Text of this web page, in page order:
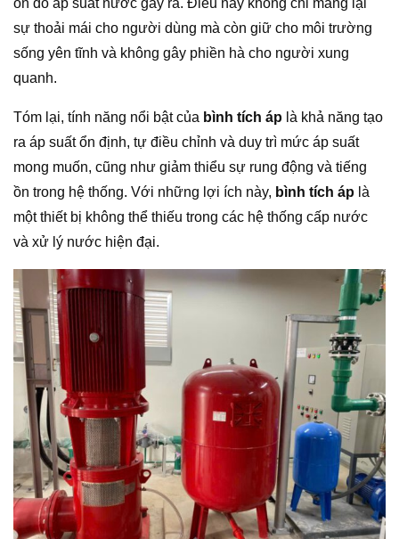
ồn do áp suất nước gây ra. Điều này không chỉ mang lại
sự thoải mái cho người dùng mà còn giữ cho môi trường
sống yên tĩnh và không gây phiền hà cho người xung
quanh.
Tóm lại, tính năng nổi bật của bình tích áp là khả năng tạo
ra áp suất ổn định, tự điều chỉnh và duy trì mức áp suất
mong muốn, cũng như giảm thiểu sự rung động và tiếng
ồn trong hệ thống. Với những lợi ích này, bình tích áp là
một thiết bị không thể thiếu trong các hệ thống cấp nước
và xử lý nước hiện đại.